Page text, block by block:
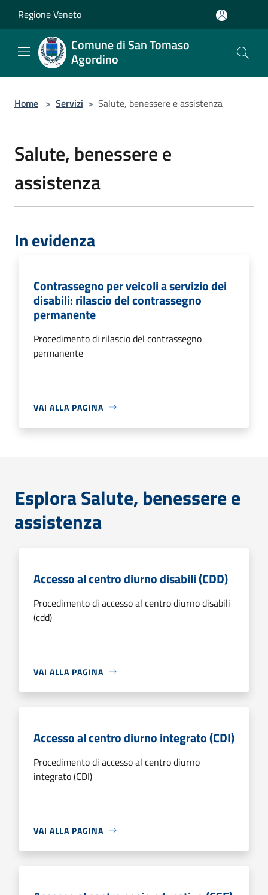
Regione Veneto
Comune di San Tomaso
Agordino
Home > Servizi > Salute, benessere e assistenza
Salute, benessere e
assistenza
In evidenza
Contrassegno per veicoli a servizio dei
disabili: rilascio del contrassegno
permanente
Procedimento di rilascio del contrassegno
permanente
VAI ALLA PAGINA
Esplora Salute, benessere e
assistenza
Accesso al centro diurno disabili (CDD)
Procedimento di accesso al centro diurno disabili
(cdd)
VAI ALLA PAGINA
Accesso al centro diurno integrato (CDI)
Procedimento di accesso al centro diurno
integrato (CDI)
VAI ALLA PAGINA